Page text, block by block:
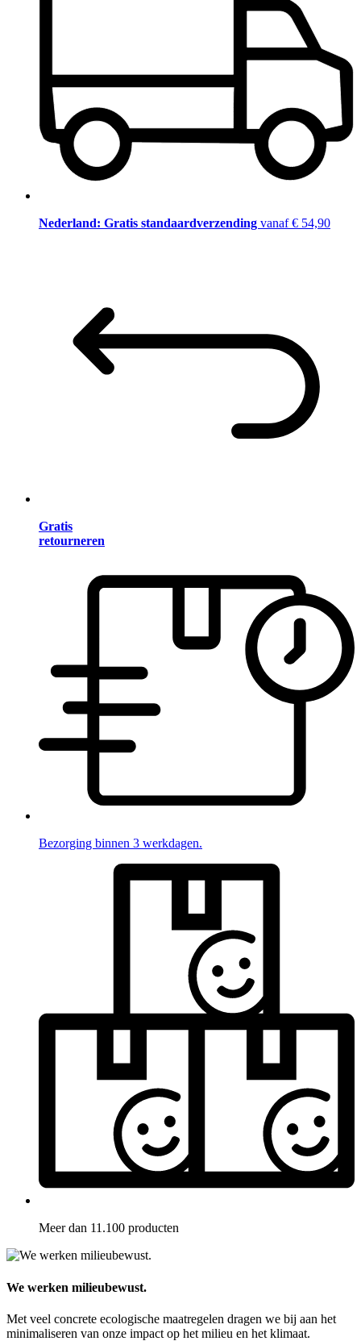
Nederland: Gratis standaardverzending vanaf € 54,90
Gratis
retourneren
Bezorging binnen 3 werkdagen.
Meer dan 11.100 producten
We werken milieubewust.
Met veel concrete ecologische maatregelen dragen we bij aan het
minimaliseren van onze impact op het milieu en het klimaat.